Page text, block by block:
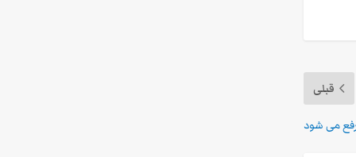
قبلی
می شود